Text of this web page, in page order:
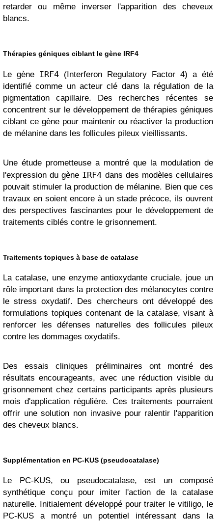
retarder ou même inverser l'apparition des cheveux
blancs.
Thérapies géniques ciblant le gène IRF4
Le gène IRF4 (Interferon Regulatory Factor 4) a été
identifié comme un acteur clé dans la régulation de la
pigmentation capillaire. Des recherches récentes se
concentrent sur le développement de thérapies géniques
ciblant ce gène pour maintenir ou réactiver la production
de mélanine dans les follicules pileux vieillissants.
Une étude prometteuse a montré que la modulation de
l'expression du gène IRF4 dans des modèles cellulaires
pouvait stimuler la production de mélanine. Bien que ces
travaux en soient encore à un stade précoce, ils ouvrent
des perspectives fascinantes pour le développement de
traitements ciblés contre le grisonnement.
Traitements topiques à base de catalase
La catalase, une enzyme antioxydante cruciale, joue un
rôle important dans la protection des mélanocytes contre
le stress oxydatif. Des chercheurs ont développé des
formulations topiques contenant de la catalase, visant à
renforcer les défenses naturelles des follicules pileux
contre les dommages oxydatifs.
Des essais cliniques préliminaires ont montré des
résultats encourageants, avec une réduction visible du
grisonnement chez certains participants après plusieurs
mois d'application régulière. Ces traitements pourraient
offrir une solution non invasive pour ralentir l'apparition
des cheveux blancs.
Supplémentation en PC-KUS (pseudocatalase)
Le PC-KUS, ou pseudocatalase, est un composé
synthétique conçu pour imiter l'action de la catalase
naturelle. Initialement développé pour traiter le vitiligo, le
PC-KUS a montré un potentiel intéressant dans la